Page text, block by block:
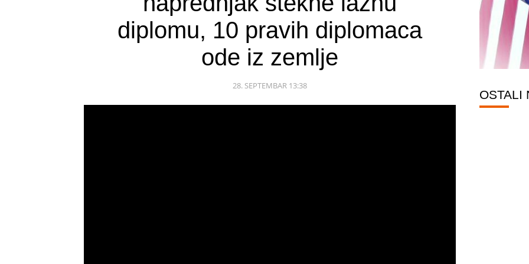
diplomu, 10 pravih diplomaca
ode iz zemlje
28. SEPTEMBAR 13:38
OSTALI